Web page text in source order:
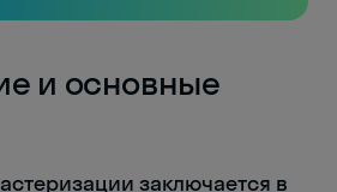
и основные
заключается в